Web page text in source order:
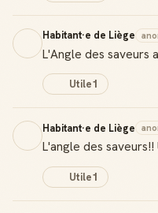
Habitant·e de Liège
L'Angle des saveurs
Utile1
Habitant·e de Liège
L'angle des
Utile1